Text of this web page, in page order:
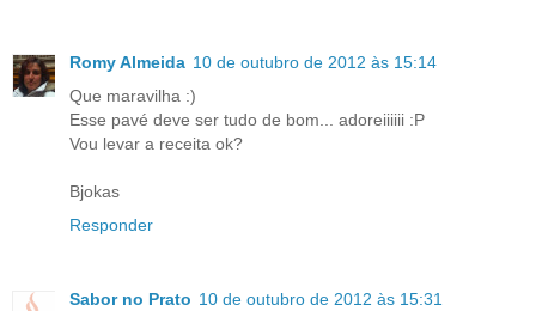
Romy Almeida 10 de outubro de 2012 às 15:14
Que maravilha :)
Esse pavé deve ser tudo de bom... adoreiiiiii :P
Vou levar a receita ok?
Bjokas
Responder
Sabor no Prato 10 de outubro de 2012 às 15:31